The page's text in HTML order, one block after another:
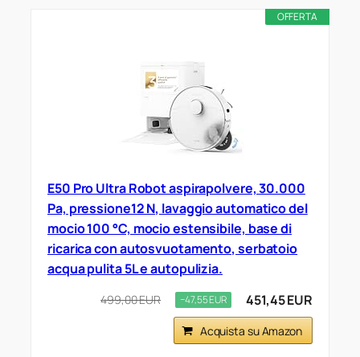
OFFERTA
E50 Pro Ultra Robot aspirapolvere, 30.000
Pa, pressione12 N, lavaggio automatico del
mocio 100 °C, mocio estensibile, base di
ricarica con autosvuotamento, serbatoio
acqua pulita 5L e autopulizia.
499,00 EUR −47,55 EUR 451,45 EUR
Acquista su Amazon